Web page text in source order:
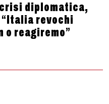
diplomatica,
revochi
o reagiremo”